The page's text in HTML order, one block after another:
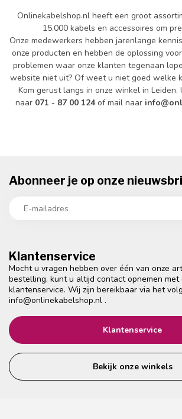
Onlinekabelshop.nl heeft een groot
15.000 kabels en accessoires om
Onze medewerkers hebben jarenlange
onze producten en hebben de oplossing
problemen waar onze klanten tegenaan
website niet uit? Of weet u niet goed welke
Kom gerust langs in onze winkel in
naar 071 - 87 00 124of mail naar
Klantenservice
Mocht u vragen hebben over één van onze
bestelling, kunt u altijd contact opnemen met
klantenservice. Wij zijn bereikbaar via het
info@onlinekabelshop.nl .
Klantenservice
Bekijk onze winkels
Abonneer je op onze